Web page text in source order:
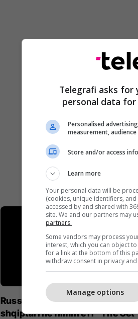
Russell Crowe në rolin e një
shqiptari në filmin e ri “The Get
Telegrafi asks for
personal data
Personalised
measurement,
Store and/or access
Learn more
Your personal data will be
(cookies, unique identifiers,
accessed by and shared with
site. We and our partners may
partners.
Some vendors may process
interest, which you can object
for a link at the bottom of this
withdraw consent in privacy
Manage options